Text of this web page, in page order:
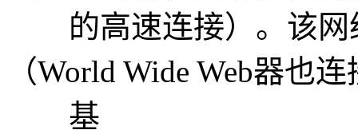
的高速连接）。该网
（World Wide Web器也
基